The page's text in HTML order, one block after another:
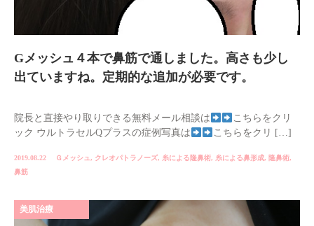
Gメッシュ４本で鼻筋で通しました。高さも少し
出ていますね。定期的な追加が必要です。
院長と直接やり取りできる無料メール相談は
こちらをクリ
ック ウルトラセルQプラスの症例写真は
こちらをクリ […]
2019.08.22 Ｇメッシュ, クレオパトラノーズ, 糸による隆鼻術, 糸による鼻形成, 隆鼻術,
鼻筋
美肌治療